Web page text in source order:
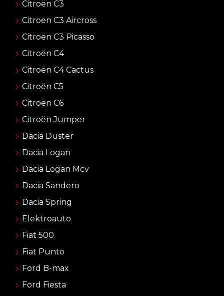
Citroën C3
Citroen C3 Aircross
Citroën C3 Picasso
Citroën C4
Citroën C4 Cactus
Citroën C5
Citroën C6
Citroën Jumper
Dacia Duster
Dacia Logan
Dacia Logan Mcv
Dacia Sandero
Dacia Spring
Elektroauto
Fiat 500
Fiat Punto
Ford B-max
Ford Fiesta